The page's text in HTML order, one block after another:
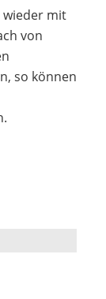
wieder mit
von
so können